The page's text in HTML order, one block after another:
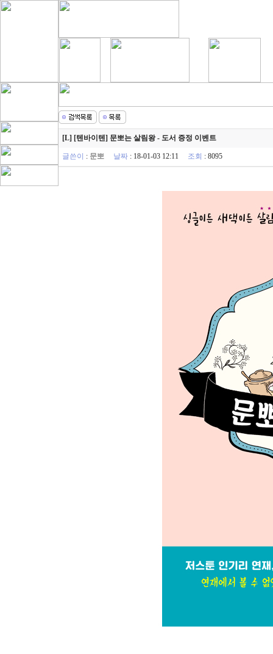
[L] [텐바이텐] 문뽀는 살림왕 - 도서 증정 이벤트
글쓴이 : 문뽀 날짜 : 18-01-03 12:11 조회 : 8095